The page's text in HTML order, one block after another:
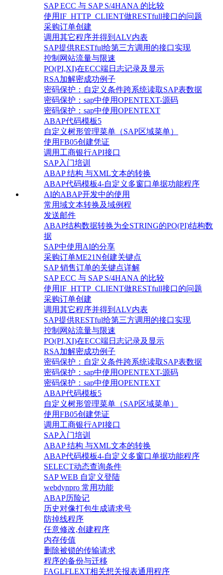
SAP ECC 与 SAP S/4HANA 的比较
使用IF_HTTP_CLIENT做RESTfull接口的问题
采购订单创建
调用其它程序并得到ALV内表
SAP提供RESTful给第三方调用的接口实现
控制网站流量与限速
PO(PI,XI)在ECC端日志记录及显示
RSA加解密成功例子
密码保护：自定义条件跨系统读取SAP表数据
密码保护：sap中使用OPENTEXT-源码
密码保护：sap中使用OPENTEXT
ABAP代码模板5
自定义树形管理菜单（SAP区域菜单）
使用FB05创建凭证
调用工商银行API接口
SAP入门培训
ABAP 结构 与XML文本的转换
ABAP代码模板4-自定义多窗口单据功能程序
AI的ABAP开发中的使用
常用域文本转换及域例程
发送邮件
ABAP结构数据转换为全STRING的PO(PI)结构数
据
SAP中使用AI的分享
采购订单ME21N创建关键点
SAP 销售订单的关键点详解
SAP ECC 与 SAP S/4HANA 的比较
使用IF_HTTP_CLIENT做RESTfull接口的问题
采购订单创建
调用其它程序并得到ALV内表
SAP提供RESTful给第三方调用的接口实现
控制网站流量与限速
PO(PI,XI)在ECC端日志记录及显示
RSA加解密成功例子
密码保护：自定义条件跨系统读取SAP表数据
密码保护：sap中使用OPENTEXT-源码
密码保护：sap中使用OPENTEXT
ABAP代码模板5
自定义树形管理菜单（SAP区域菜单）
使用FB05创建凭证
调用工商银行API接口
SAP入门培训
ABAP 结构 与XML文本的转换
ABAP代码模板4-自定义多窗口单据功能程序
SELECT动态查询条件
SAP WEB 自定义登陆
webdynpro 常用功能
ABAP历险记
历史对像打包生成请求号
防掉线程序
任意修改,创建程序
内存传值
删除被锁的传输请求
程序的备份与迁移
FAGLFLEXT相关想关报表通用程序